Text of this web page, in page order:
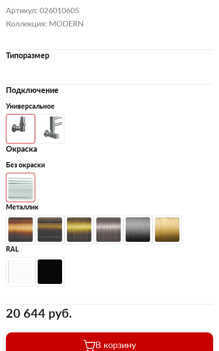
Артикул: 026010605
Коллекция: MODERN
Типоразмер
Подключение
Универсальное
Окраска
Без окраски
Металлик
RAL
20 644 pуб.
В корзину